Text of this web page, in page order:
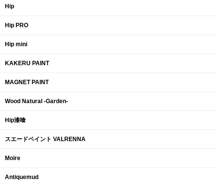
Hip
Hip PRO
Hip mini
KAKERU PAINT
MAGNET PAINT
Wood Natural -Garden-
Hip漆喰
スエードペイント VALRENNA
Moire
Antiquemud